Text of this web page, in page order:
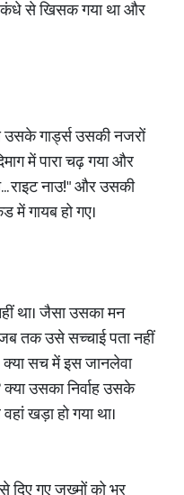
कंधे से खिसक गया था और
गार्ड्स उसकी नजरों
में पारा चढ़ गया और
राइट नाउ!" और उसकी
गायब हो गए।
था। जैसा उसका मन
तक उसे सच्चाई पता नहीं
सच में इस जानलेवा
उसका निर्वाह उसके
खड़ा हो गया था।